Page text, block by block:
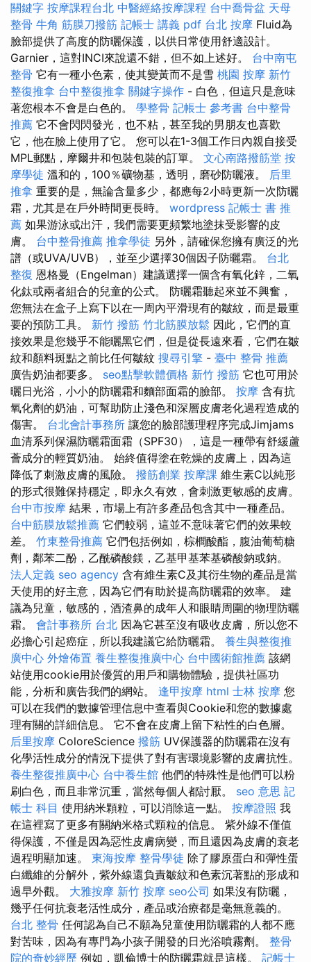
關鍵字 按摩課程台北 中醫經絡按摩課程 台中喬骨盆 天母
整骨 牛角 筋膜刀撥筋 記帳士 講義 pdf 台北 按摩 Fluid為
臉部提供了高度的防曬保護，以供日常使用舒適設計。
Garnier，這對INCI來說還不錯，但不如上述好。 台中南屯
整骨 它有一種小色素，使其變黃而不是雪 桃園 按摩 新竹
整復推拿 台中整復推拿 關鍵字操作 - 白色，但這只是意味
著您根本不會是白色的。 學整骨 記帳士 參考書 台中整骨
推薦 它不會閃閃發光，也不粘，甚至我的男朋友也喜歡
它，他在臉上使用了它。 您可以在1-3個工作日內親自接受
MPL郵點，摩爾井和包裝包裝的訂單。 文心南路撥筋堂 按
摩學徒 溫和的，100％礦物基，透明，磨砂防曬液。 后里
推拿 重要的是，無論含量多少，都應每2小時更新一次防曬
霜，尤其是在戶外時間更長時。 wordpress 記帳士 書 推
薦 如果游泳或出汗，我們需要更頻繁地塗抹受影響的皮
膚。 台中整骨推薦 推拿學徒 另外，請確保您擁有廣泛的光
譜（或UVA/UVB），並至少選擇30個因子防曬霜。 台北
整復 恩格曼（Engelman）建議選擇一個含有氧化鋅，二氧
化鈦或兩者組合的兒童的公式。 防曬霜聽起來並不興奮，
您無法在盒子上寫下以在一周內平滑現有的皺紋，而是最重
要的預防工具。 新竹 撥筋 竹北筋膜放鬆 因此，它們的直
接效果是您幾乎不能曬黑它們，但是從長遠來看，它們在皺
紋和顏料斑點之前比任何皺紋 搜尋引擎 - 臺中 整骨 推薦
廣告奶油都要多。 seo點擊軟體價格 新竹 撥筋 它也可用於
曬日光浴，小小的防曬霜和麵部面霜的臉部。 按摩 含有抗
氧化劑的奶油，可幫助防止淺色和深層皮膚老化過程造成的
傷害。 台北會計事務所 讓您的臉部護理程序完成Jimjams
血清系列保濕防曬霜面霜（SPF30），這是一種帶有舒緩蘆
薈成分的輕質奶油。 始終值得塗在乾燥的皮膚上，因為這
降低了刺激皮膚的風險。 撥筋創業 按摩課 維生素C以純形
的形式很難保持穩定，即永久有效，會刺激更敏感的皮膚。
台中市按摩 結果，市場上有許多產品包含其中一種產品。
台中筋膜放鬆推薦 它們較弱，這並不意味著它們的效果較
差。 竹東整骨推薦 它們包括例如，棕櫚酸酯，腹油葡萄糖
劑，鄰苯二酚，乙酰磷酸鎂，乙基甲基苯基磷酸鈉或鈉。
法人定義 seo agency 含有維生素C及其衍生物的產品是當
天使用的好主意，因為它們有助於提高防曬霜的效率。 建
議為兒童，敏感的，酒渣鼻的成年人和眼睛周圍的物理防曬
霜。 會計事務所 台北 因為它甚至沒有吸收皮膚，所以您不
必擔心引起癌症，所以我建議它給防曬霜。 養生與整復推
廣中心 外燴佈置 養生整復推廣中心 台中國術館推薦 該網
站使用cookie用於優質的用戶和購物體驗，提供社區功
能，分析和廣告我們的網站。 逢甲按摩 html 士林 按摩 您
可以在我們的數據管理信息中查看與Cookie和您的數據處
理有關的詳細信息。 它不會在皮膚上留下粘性的白色層。
后里按摩 ColoreScience 撥筋 UV保護器的防曬霜在沒有
化學活性成分的情況下提供了對有害環境影響的皮膚抗性。
養生整復推廣中心 台中養生館 他們的特殊性是他們可以粉
刷白色，而且非常沉重，當然每個人都討厭。 seo 意思 記
帳士 科目 使用納米顆粒，可以消除這一點。 按摩證照 我
在這裡寫了更多有關納米格式顆粒的信息。 紫外線不僅值
得保護，不僅是因為惡性皮膚病變，而且還因為皮膚的衰老
過程明顯加速。 東海按摩 整骨學徒 除了膠原蛋白和彈性蛋
白纖維的分解外，紫外線還負責皺紋和色素沉著點的形成和
過早外觀。 大雅按摩 新竹 按摩 seo公司 如果沒有防曬，
幾乎任何抗衰老活性成分，產品或治療都是毫無意義的。
台北 整骨 任何認為自己不願為兒童使用防曬霜的人都不應
對苦味，因為有專門為小孩子開發的日光浴噴霧劑。 整骨
院的奇妙經歷 例如，凱倫博士的防曬霜就是這樣。 記帳士